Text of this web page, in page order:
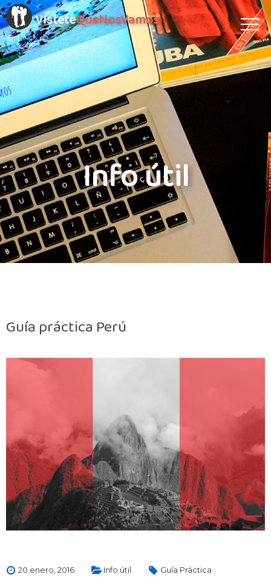
VísteteQueNosVamos
Info útil
Guía práctica Perú
20 enero, 2016 Info útil
Guía Práctica